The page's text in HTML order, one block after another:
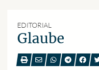
EDITORIAL
Glaube